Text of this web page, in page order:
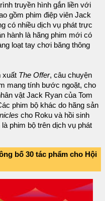
truyền hình gắn liền với
gồm phim điệp viên Jack
có nhiều dịch vụ phát trực
hành là hãng phim mới có
loạt tay chơi băng thông
xuất The Offer, câu chuyện
mang tính bước ngoặt, cho
vật Jack Ryan của Tom
phim bộ khác do hãng sản
cho Roku và hồi sinh
phim bộ trên dịch vụ phát
bố 30 tác phẩm cho Hội